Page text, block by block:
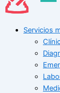
Servicios